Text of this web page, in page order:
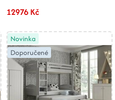
12976 Kč
Novinka
Doporučené